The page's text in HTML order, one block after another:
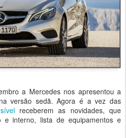
a Mercedes nos apresentou a
versão sedã. Agora é a vez das
receberem as novidades, que
e interno, lista de equipamentos e